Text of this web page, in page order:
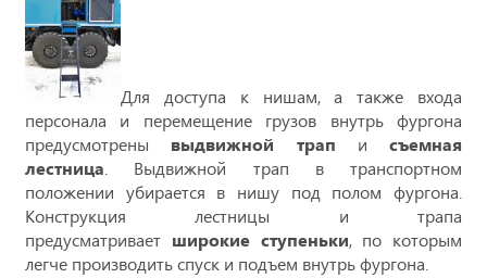
Для доступа к нишам, а также входа
персонала и перемещение грузов внутрь фургона
предусмотрены выдвижной трап и съемная
лестница. Выдвижной трап в транспортном
положении убирается в нишу под полом фургона.
Конструкция лестницы и трапа
предусматривает широкие ступеньки, по которым
легче производить спуск и подъем внутрь фургона.